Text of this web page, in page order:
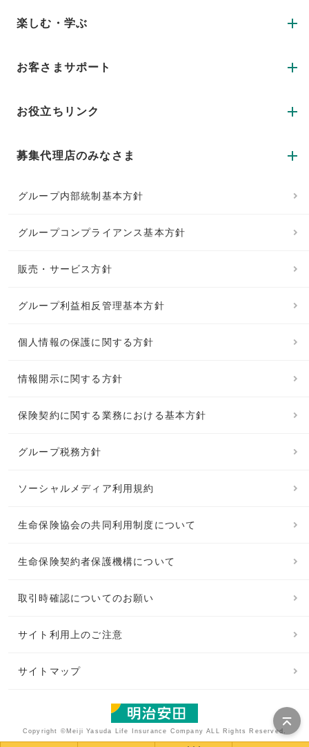
楽しむ・学ぶ
お客さまサポート
お役立ちリンク
募集代理店のみなさま
グループ内部統制基本方針
グループコンプライアンス基本方針
販売・サービス方針
グループ利益相反管理基本方針
個人情報の保護に関する方針
情報開示に関する方針
保険契約に関する業務における基本方針
グループ税務方針
ソーシャルメディア利用規約
生命保険協会の共同利用制度について
生命保険契約者保護機構について
取引時確認についてのお願い
サイト利用上のご注意
サイトマップ
Copyright ©Meiji Yasuda Life Insurance Company ALL Rights Reserved.